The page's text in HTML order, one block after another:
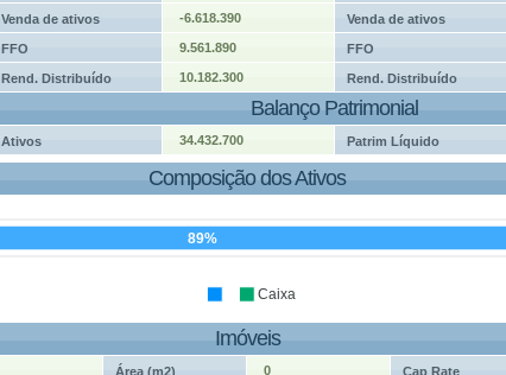
Venda de ativos -6.618.390 Venda de ativos
FFO 9.561.890 FFO
Rend. Distribuído 10.182.300 Rend. Distribuído
Balanço Patrimonial
Ativos 34.432.700 Patrim Líquido
Composição dos Ativos
89%
Caixa
Imóveis
Área (m2) 0 Cap Rate